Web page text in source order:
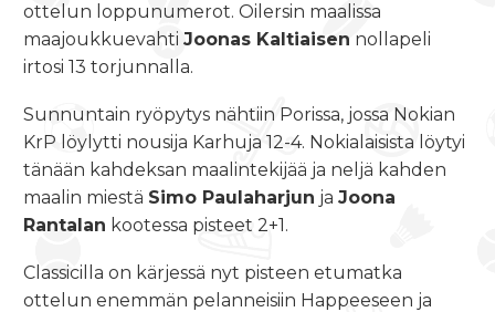
ottelun loppunumerot. Oilersin maalissa
maajoukkuevahti Joonas Kaltiaisen nollapeli
irtosi 13 torjunnalla.
Sunnuntain ryöpytys nähtiin Porissa, jossa Nokian
KrP löylytti nousija Karhuja 12-4. Nokialaisista löytyi
tänään kahdeksan maalintekijää ja neljä kahden
maalin miestä Simo Paulaharjun ja Joona
Rantalan kootessa pisteet 2+1.
Classicilla on kärjessä nyt pisteen etumatka
ottelun enemmän pelanneisiin Happeeseen ja